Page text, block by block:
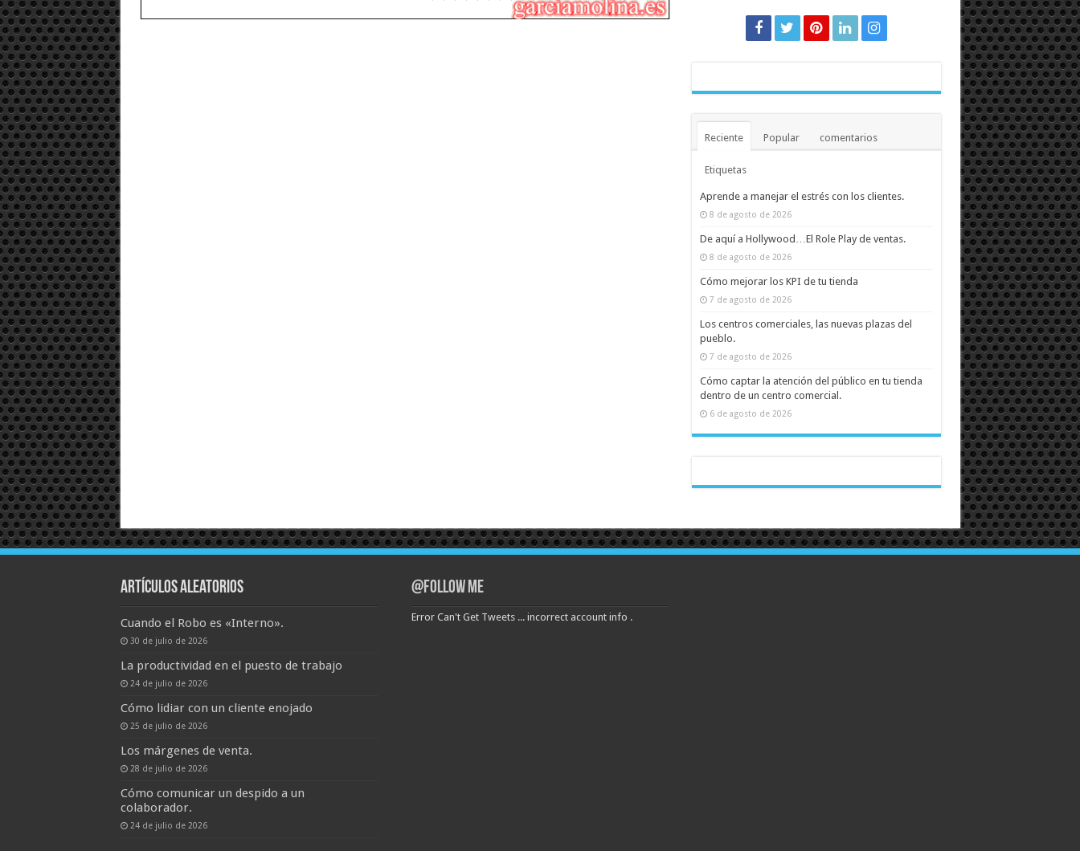
Reciente Popular comentarios
Etiquetas
Aprende a manejar el estrés con los clientes.
8 de agosto de 2026
De aquí a Hollywood…El Role Play de ventas.
8 de agosto de 2026
Cómo mejorar los KPI de tu tienda
7 de agosto de 2026
Los centros comerciales, las nuevas plazas del
pueblo.
7 de agosto de 2026
Cómo captar la atención del público en tu tienda
dentro de un centro comercial.
6 de agosto de 2026
Artículos aleatorios
Cuando el Robo es «Interno».
30 de julio de 2026
La productividad en el puesto de trabajo
24 de julio de 2026
Cómo lidiar con un cliente enojado
25 de julio de 2026
Los márgenes de venta.
28 de julio de 2026
Cómo comunicar un despido a un
colaborador.
24 de julio de 2026
@Follow Me
Error Can't Get Tweets ... incorrect account info .